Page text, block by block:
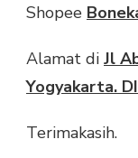
Shopee
Alamat di Jl
Yogyakarta.
Terimakasih.